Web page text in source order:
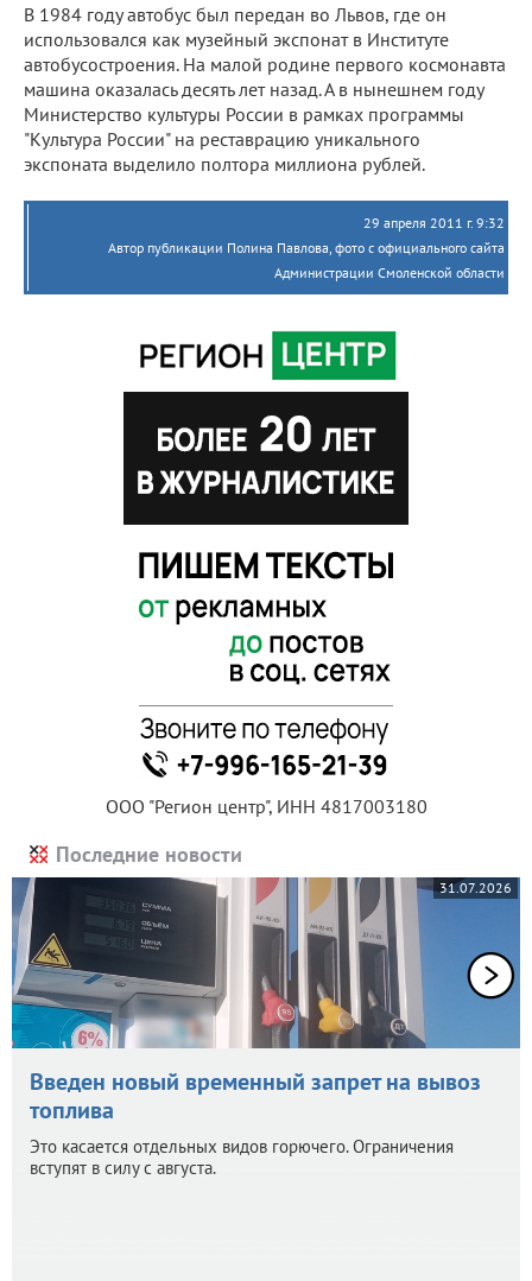
В 1984 году автобус был передан во Львов, где он
использовался как музейный экспонат в Институте
автобусостроения. На малой родине первого космонавта
машина оказалась десять лет назад. А в нынешнем году
Министерство культуры России в рамках программы
"Культура России" на реставрацию уникального
экспоната выделило полтора миллиона рублей.
29 апреля 2011 г. 9:32
Автор публикации Полина Павлова, фото с официального сайта
Администрации Смоленской области
ООО "Регион центр", ИНН 4817003180
Последние новости
31.07.2026
Введен новый временный запрет на вывоз
топлива
Это касается отдельных видов горючего. Ограничения
вступят в силу с августа.